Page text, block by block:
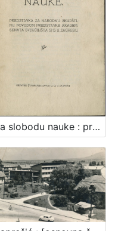
Za slobodu nauke : predstavka za Narodnu skupštinu povodom predstavke Akadem. senata Sveučilišta SHS u Zagrebu / [Branko Vodnik ... et al.]